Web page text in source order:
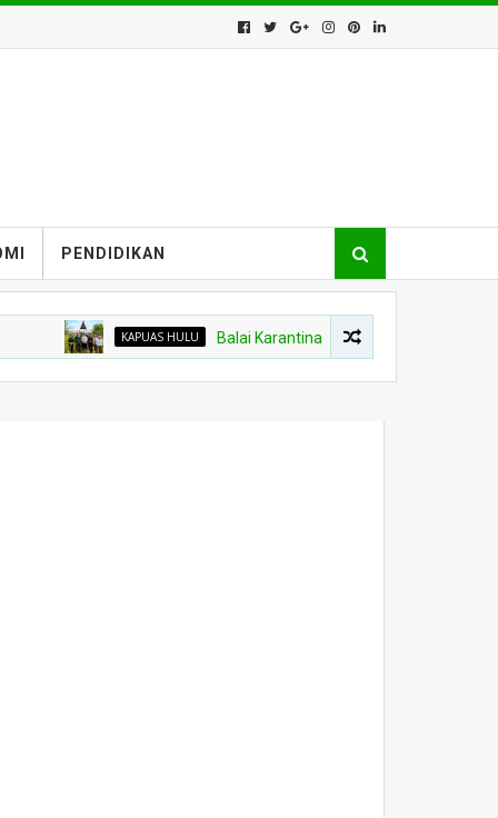
PENDIDIKAN
KAPUAS HULU Balai Karantina Kalbar Tinjau Jalur Tidak Resmi di